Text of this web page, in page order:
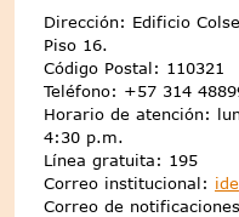
Dirección: Edificio
Piso 16.
Código Postal: 110321
Teléfono: +57 314
Horario de atención:
4:30 p.m.
Línea gratuita: 195
Correo institucional:
Correo de